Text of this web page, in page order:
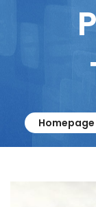
Homepage